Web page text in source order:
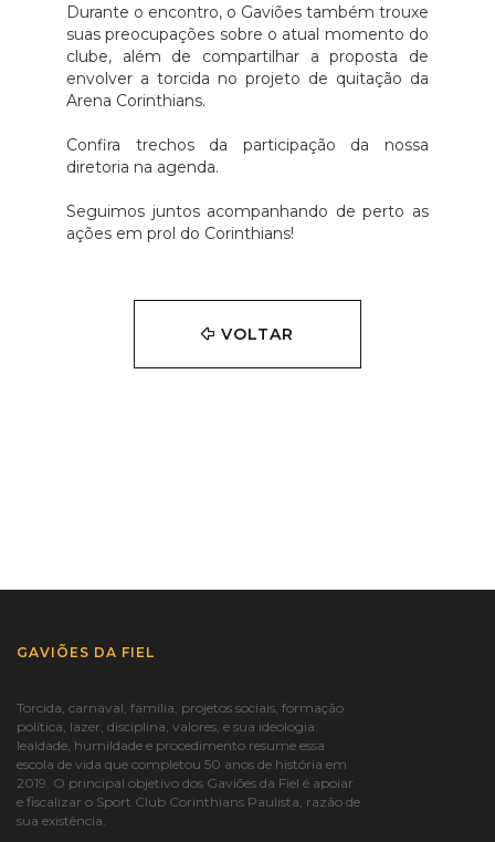
Durante o encontro, o Gaviões também trouxe
suas preocupações sobre o atual momento do
clube, além de compartilhar a proposta de
envolver a torcida no projeto de quitação da
Arena Corinthians.
Confira trechos da participação da nossa
diretoria na agenda.
Seguimos juntos acompanhando de perto as
ações em prol do Corinthians!
VOLTAR
GAVIÕES DA FIEL
Torcida, carnaval, família, projetos sociais, formação
política, lazer, disciplina, valores, e sua ideologia:
lealdade, humildade e procedimento resume essa
escola de vida que completou 50 anos de história em
2019. O principal objetivo dos Gaviões da Fiel é apoiar
e fiscalizar o Sport Club Corinthians Paulista, razão de
sua existência.